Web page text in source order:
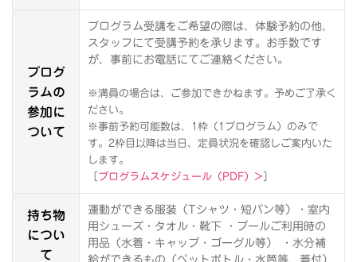
プログ
ラムの
参加に
ついて
プログラム受講をご希望の際は、体験予約の他、
スタッフにて受講予約を承ります。お手数です
が、事前にお電話にてご連絡ください。
※満員の場合は、ご参加できかねます。予めご了承く
ださい。
※事前予約可能数は、1枠（1プログラム）のみで
す。2枠目以降は当日、定員状況を確認しご案内いた
します。
プログラムスケジュール（PDF）>
持ち物
につい
て
運動ができる服装（Tシャツ・短パン等）・室内
用シューズ・タオル・靴下 ・プールご利用時の
用品（水着・キャップ・ゴーグル等） ・水分補
給ができるもの（ペットボトル・水筒等、蓋付）